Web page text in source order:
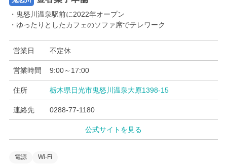
・鬼怒川温泉駅前に2022年オープン
・ゆったりとしたカフェのソファ席でテレワーク
営業日 不定休
営業時間 9:00～17:00
住所 栃木県日光市鬼怒川温泉大原1398-15
連絡先 0288-77-1180
公式サイトを見る
電源 Wi-Fi